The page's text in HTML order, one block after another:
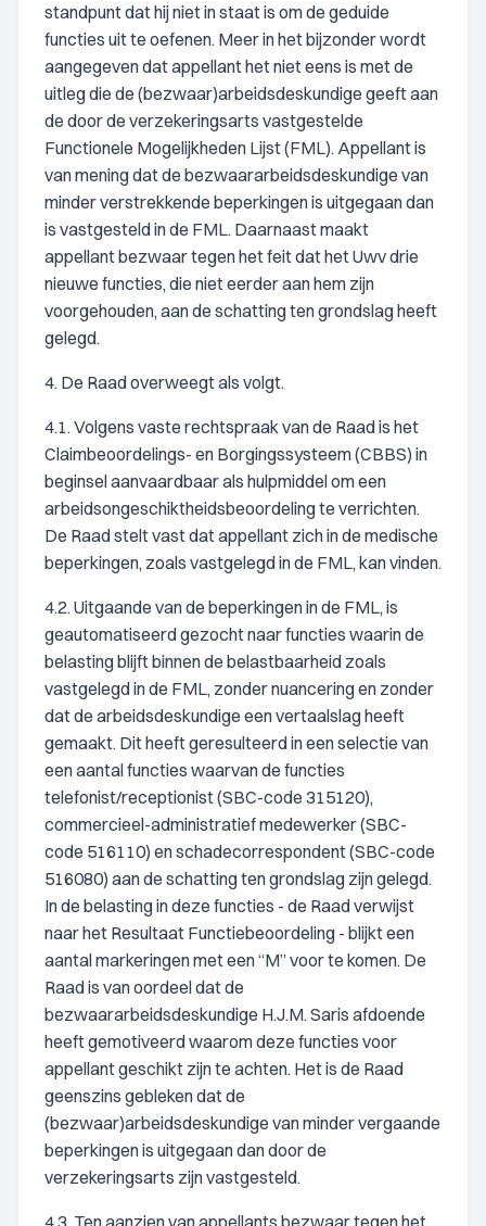
standpunt dat hij niet in staat is om de geduide
functies uit te oefenen. Meer in het bijzonder wordt
aangegeven dat appellant het niet eens is met de
uitleg die de (bezwaar)arbeidsdeskundige geeft aan
de door de verzekeringsarts vastgestelde
Functionele Mogelijkheden Lijst (FML). Appellant is
van mening dat de bezwaararbeidsdeskundige van
minder verstrekkende beperkingen is uitgegaan dan
is vastgesteld in de FML. Daarnaast maakt
appellant bezwaar tegen het feit dat het Uwv drie
nieuwe functies, die niet eerder aan hem zijn
voorgehouden, aan de schatting ten grondslag heeft
gelegd.
4. De Raad overweegt als volgt.
4.1. Volgens vaste rechtspraak van de Raad is het
Claimbeoordelings- en Borgingssysteem (CBBS) in
beginsel aanvaardbaar als hulpmiddel om een
arbeidsongeschiktheidsbeoordeling te verrichten.
De Raad stelt vast dat appellant zich in de medische
beperkingen, zoals vastgelegd in de FML, kan vinden.
4.2. Uitgaande van de beperkingen in de FML, is
geautomatiseerd gezocht naar functies waarin de
belasting blijft binnen de belastbaarheid zoals
vastgelegd in de FML, zonder nuancering en zonder
dat de arbeidsdeskundige een vertaalslag heeft
gemaakt. Dit heeft geresulteerd in een selectie van
een aantal functies waarvan de functies
telefonist/receptionist (SBC-code 315120),
commercieel-administratief medewerker (SBC-
code 516110) en schadecorrespondent (SBC-code
516080) aan de schatting ten grondslag zijn gelegd.
In de belasting in deze functies - de Raad verwijst
naar het Resultaat Functiebeoordeling - blijkt een
aantal markeringen met een “M” voor te komen. De
Raad is van oordeel dat de
bezwaararbeidsdeskundige H.J.M. Saris afdoende
heeft gemotiveerd waarom deze functies voor
appellant geschikt zijn te achten. Het is de Raad
geenszins gebleken dat de
(bezwaar)arbeidsdeskundige van minder vergaande
beperkingen is uitgegaan dan door de
verzekeringsarts zijn vastgesteld.
4.3. Ten aanzien van appellants bezwaar tegen het